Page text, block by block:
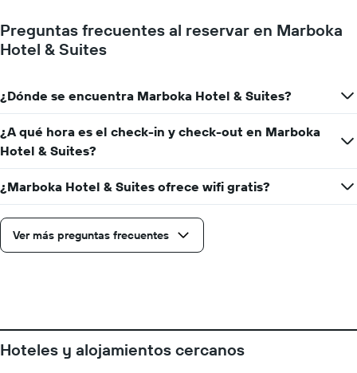
una
habitación
gráfico
muestra
1
que
indica
la
cantidad
de
que
faltan
para
la
estadía
eje
Y
que
Preguntas frecuentes al reservar en Marboka
Hotel & Suites
¿Dónde se encuentra Marboka Hotel & Suites?
¿A qué hora es el check-in y check-out en Marboka
Hotel & Suites?
¿Marboka Hotel & Suites ofrece wifi gratis?
Ver más preguntas frecuentes
Hoteles y alojamientos cercanos